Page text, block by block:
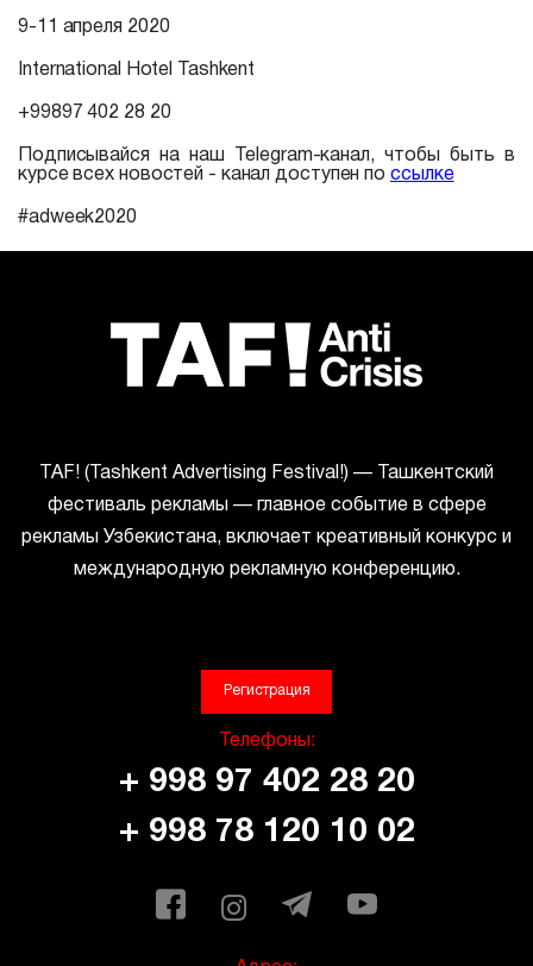
9-11 апреля 2020
International Hotel Tashkent
+99897 402 28 20⠀
Подписывайся на наш Telegram-канал, чтобы быть в
курсе всех новостей - канал доступен по ссылке
#adweek2020
ТАF! (Tashkent Advertising Festival!) — Ташкентский
фестиваль рекламы — главное событие в сфере
рекламы Узбекистана, включает креативный конкурс и
международную рекламную конференцию.
Регистрация
Телефоны:
+ 998 97 402 28 20
+ 998 78 120 10 02